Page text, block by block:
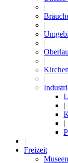
|
|
|
|
Kirchen
|
|
|
|
Freizeit
Museen